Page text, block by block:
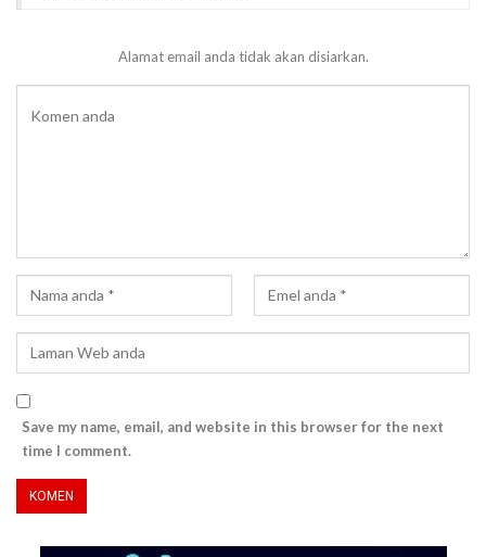
Alamat email anda tidak akan disiarkan.
Save my name, email, and website in this browser for the next
time I comment.